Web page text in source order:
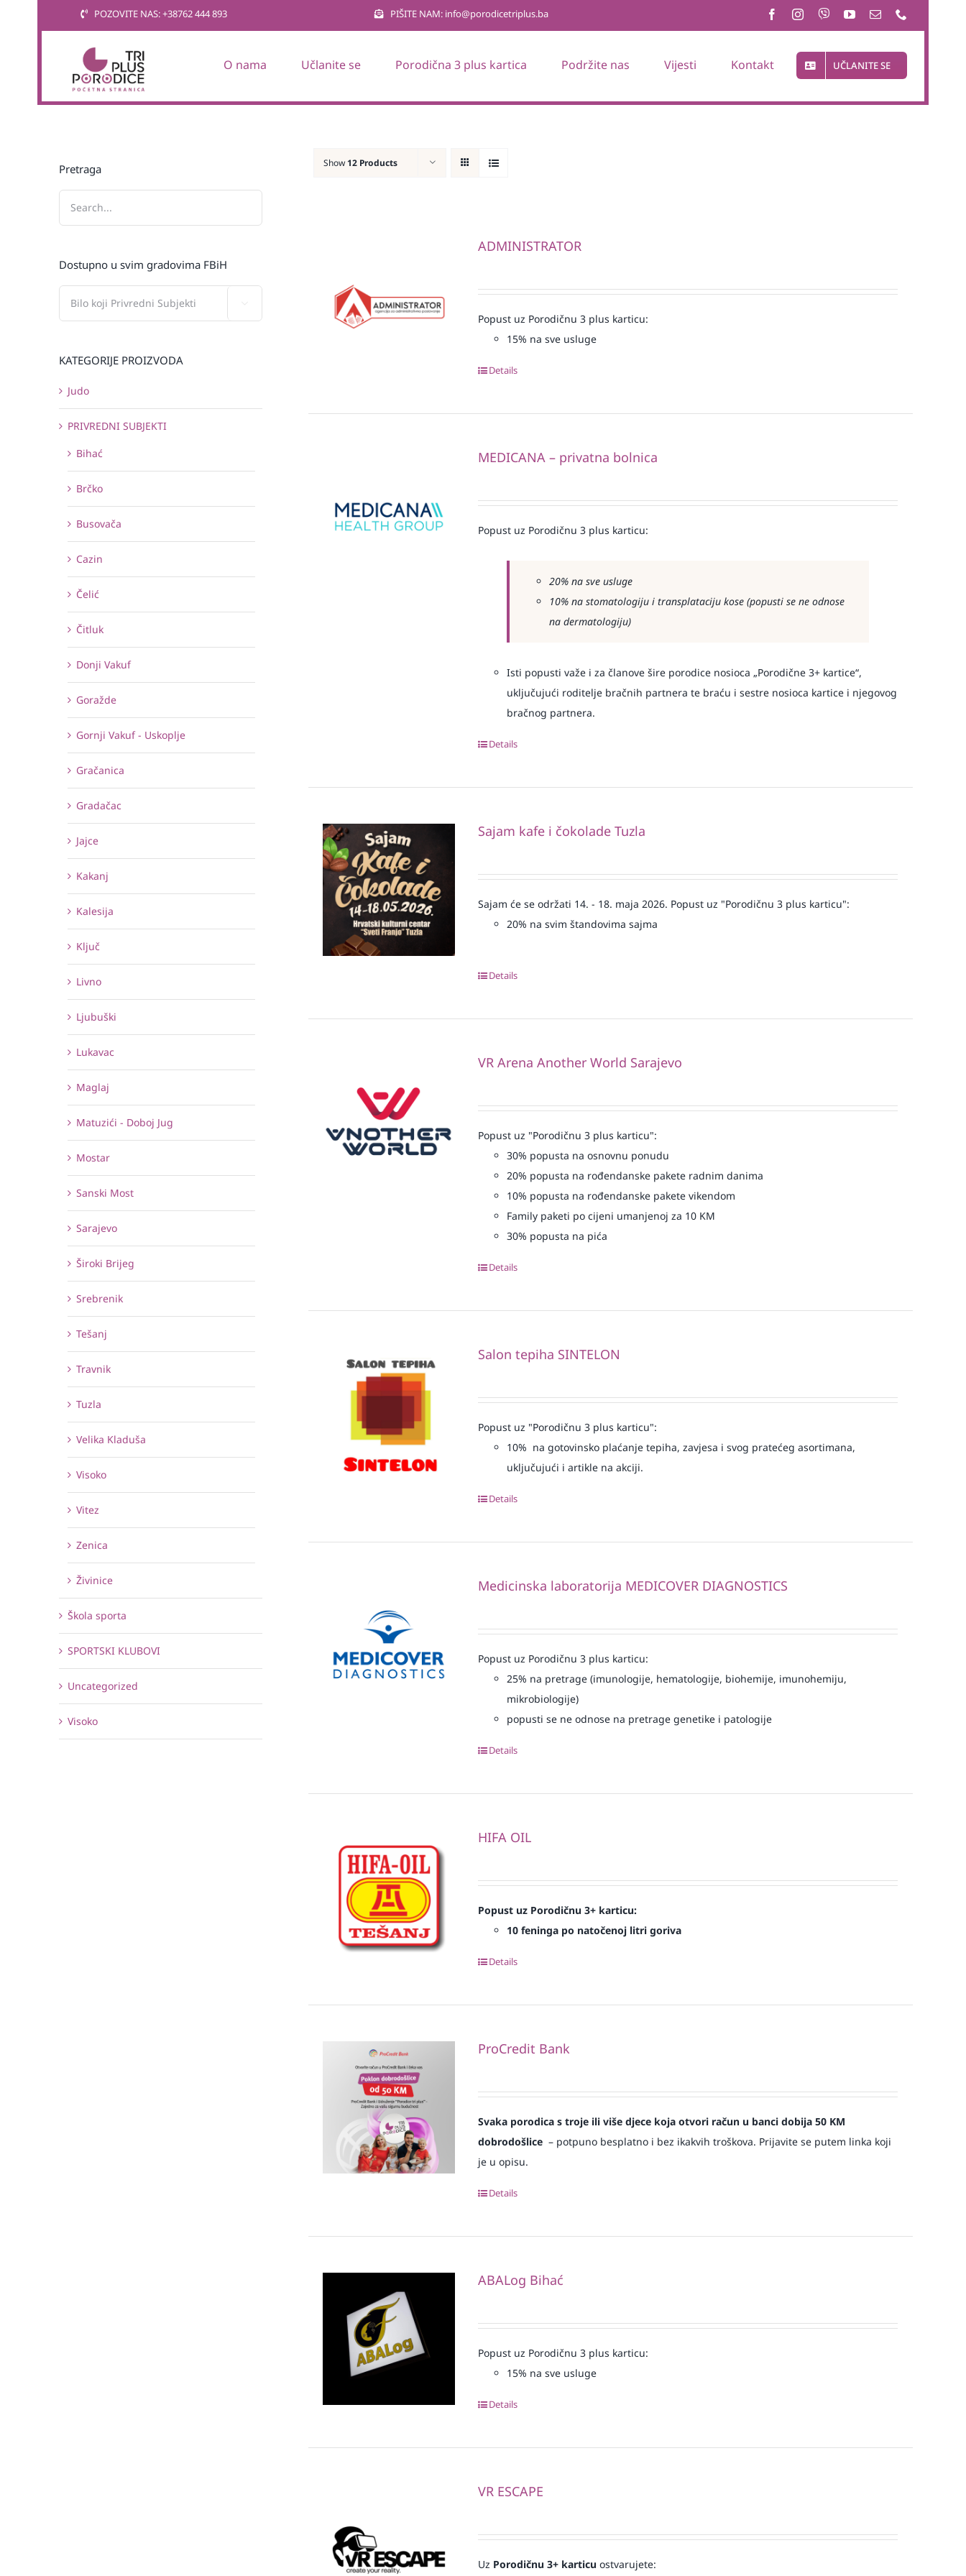
POZOVITE NAS: +38762 444 893 PIŠITE NAM: info@porodicetriplus.ba
O nama Učlanite se Porodična 3 plus kartica Podržite nas Vijesti Kontakt UČLANITE SE
Show 12 Products
ADMINISTRATOR
Popust uz Porodičnu 3 plus karticu:
15% na sve usluge
Details
MEDICANA – privatna bolnica
Popust uz Porodičnu 3 plus karticu:
20% na sve usluge
10% na stomatologiju i transplataciju kose (popusti se ne odnose
na dermatologiju)
Isti popusti važe i za članove šire porodice nosioca „Porodične 3+ kartice“,
uključujući roditelje bračnih partnera te braću i sestre nosioca kartice i njegovog
bračnog partnera.
Details
Sajam kafe i čokolade Tuzla
Sajam će se održati 14. - 18. maja 2026. Popust uz "Porodičnu 3 plus karticu":
20% na svim štandovima sajma
Details
VR Arena Another World Sarajevo
Popust uz "Porodičnu 3 plus karticu":
30% popusta na osnovnu ponudu
20% popusta na rođendanske pakete radnim danima
10% popusta na rođendanske pakete vikendom
Family paketi po cijeni umanjenoj za 10 KM
30% popusta na pića
Details
Salon tepiha SINTELON
Popust uz "Porodičnu 3 plus karticu":
10% na gotovinsko plaćanje tepiha, zavjesa i svog pratećeg asortimana,
uključujući i artikle na akciji.
Details
Medicinska laboratorija MEDICOVER DIAGNOSTICS
Popust uz Porodičnu 3 plus karticu:
25% na pretrage (imunologije, hematologije, biohemije, imunohemiju,
mikrobiologije)
popusti se ne odnose na pretrage genetike i patologije
Details
HIFA OIL
Popust uz Porodičnu 3+ karticu:
10 feninga po natočenoj litri goriva
Details
ProCredit Bank
Svaka porodica s troje ili više djece koja otvori račun u banci dobija 50 KM
dobrodošlice– potpuno besplatno i bez ikakvih troškova. Prijavite se putem linka koji
je u opisu.
Details
ABALog Bihać
Popust uz Porodičnu 3 plus karticu:
15% na sve usluge
Details
VR ESCAPE
Uz Porodičnu 3+ karticu ostvarujete:
Pretraga
Dostupno u svim gradovima FBiH
KATEGORIJE PROIZVODA
Judo
PRIVREDNI SUBJEKTI
Bihać
Brčko
Busovača
Cazin
Čelić
Čitluk
Donji Vakuf
Goražde
Gornji Vakuf - Uskoplje
Gračanica
Gradačac
Jajce
Kakanj
Kalesija
Ključ
Livno
Ljubuški
Lukavac
Maglaj
Matuzići - Doboj Jug
Mostar
Sanski Most
Sarajevo
Široki Brijeg
Srebrenik
Tešanj
Travnik
Tuzla
Velika Kladuša
Visoko
Vitez
Zenica
Živinice
Škola sporta
SPORTSKI KLUBOVI
Uncategorized
Visoko